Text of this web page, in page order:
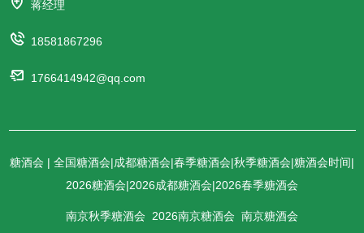
蒋经理
18581867296
1766414942@qq.com
糖酒会 | 全国糖酒会|成都糖酒会|春季糖酒会|秋季糖酒会|糖酒会时间|
2026糖酒会|2026成都糖酒会|2026春季糖酒会
南京秋季糖酒会 2026南京糖酒会 南京糖酒会